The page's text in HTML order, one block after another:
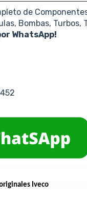
de
Bombas, Turbos,
WhatsApp!
Iveco